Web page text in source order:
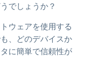
でしょうか？
ウェアを使用する
、どのデバイスか
に簡単で信頼性が